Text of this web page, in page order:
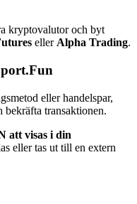
kryptovalutor och byt
ellerAlpha Trading.
eller handelspar,
transaktionen.
att visas i din
eller tas ut till en extern